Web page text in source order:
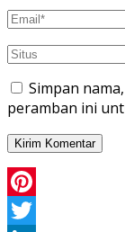
Simpan
peramban ini
Pinterest